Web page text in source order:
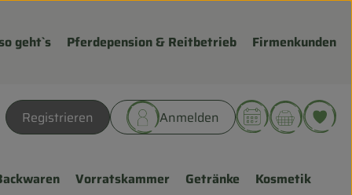
geht`s Pferdepension & Reitbetrieb Firmenkunden
Registrieren Anmelden
Vorratskammer Getränke Kosmetik